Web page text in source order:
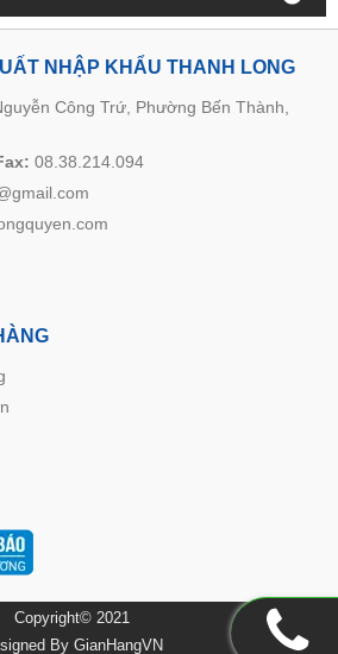
NHẬP KHẨU THANH LONG
Công Trứ, Phường Bến Thành,
08.38.214.094
Copyright© 2021
By GianHangVN